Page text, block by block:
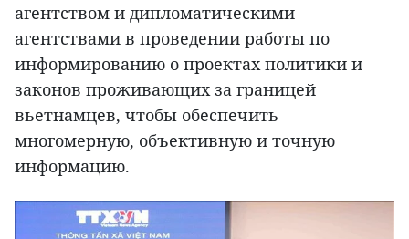
агентством и дипломатическими
агентствами в проведении работы по
информированию о проектах политики и
законов проживающих за границей
вьетнамцев, чтобы обеспечить
многомерную, объективную и точную
информацию.